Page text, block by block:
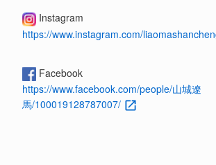
Instagram
https://www.instagram.com/
Facebook
https://www.facebook.com/people/山城遼
馬/100019128787007/